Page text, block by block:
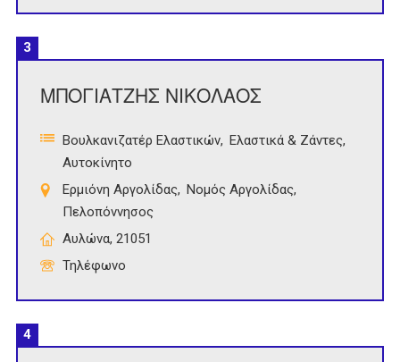
3
ΜΠΟΓΙΑΤΖΗΣ ΝΙΚΟΛΑΟΣ
Βουλκανιζατέρ Ελαστικών
Ελαστικά & Ζάντες
Αυτοκίνητο
Ερμιόνη Αργολίδας
Νομός Αργολίδας
Πελοπόννησος
Αυλώνα, 21051
Τηλέφωνο
4